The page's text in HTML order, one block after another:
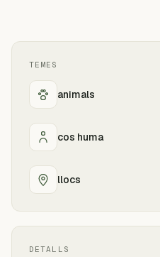
TEMES
animals
cos huma
llocs
DETALLS